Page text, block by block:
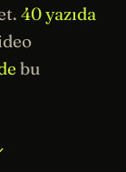
40 yazıda
bu